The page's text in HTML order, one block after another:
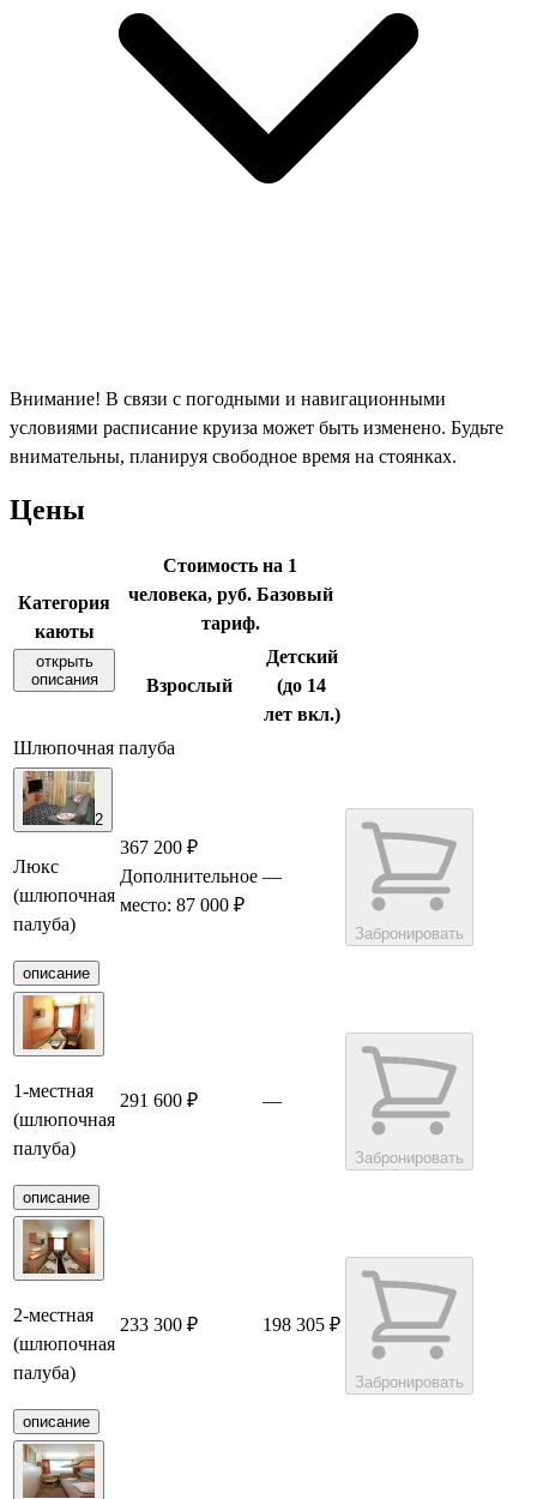
Внимание! В связи с погодными и навигационными
условиями расписание круиза может быть изменено. Будьте
внимательны, планируя свободное время на стоянках.
Цены
Категория
каюты
открыть
описания
Стоимость на 1
человека, руб. Базовый
тариф.
Взрослый
Детский
(до 14
лет вкл.)
Шлюпочная палуба
2
Люкс
(шлюпочная
палуба)
описание
367 200 ₽
Дополнительное
место: 87 000 ₽
—
Забронировать
1-местная
(шлюпочная
палуба)
описание
291 600 ₽ —
Забронировать
2-местная
(шлюпочная
палуба)
описание
233 300 ₽ 198 305 ₽
Забронировать